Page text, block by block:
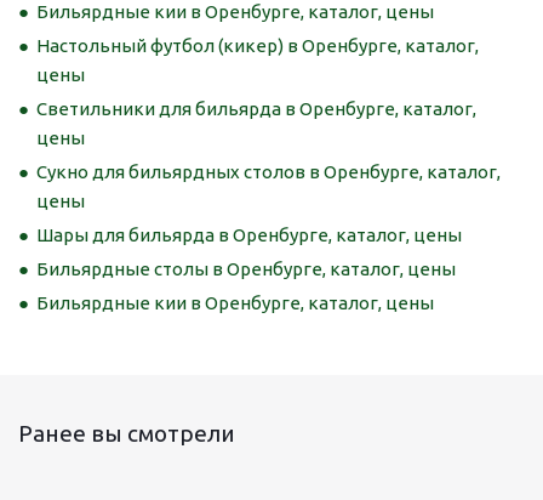
Бильярдные кии в Оренбурге, каталог, цены
Настольный футбол (кикер) в Оренбурге, каталог,
цены
Светильники для бильярда в Оренбурге, каталог,
цены
Сукно для бильярдных столов в Оренбурге, каталог,
цены
Шары для бильярда в Оренбурге, каталог, цены
Бильярдные столы в Оренбурге, каталог, цены
Бильярдные кии в Оренбурге, каталог, цены
Ранее вы смотрели